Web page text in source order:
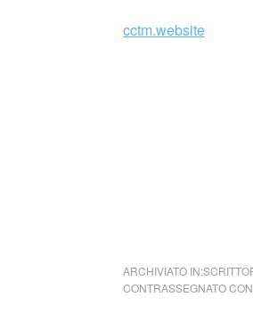
cctm.website
ARCHIVIATO IN:
CONTRASSEGNATO